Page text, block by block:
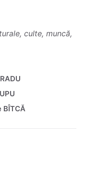
culte, muncă,
BÎTCĂ